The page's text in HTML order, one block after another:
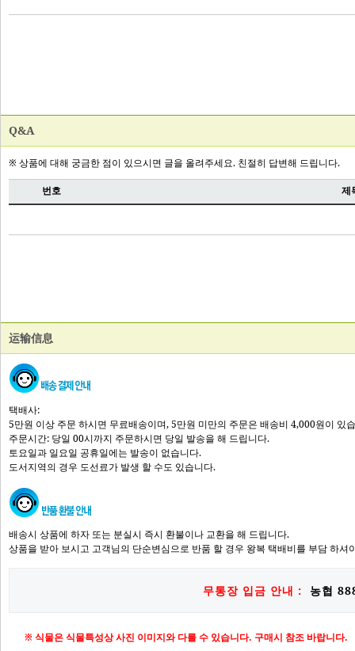
Q&A
运输信息
택배사:
5만원 이상 주문 하시면 무료배송이며, 5만원 미만의 주문은 배송비 4,000원이 있
주문시간: 당일 00시까지 주문하시면 당일 발송을 해 드립니다.
토요일과 일요일 공휴일에는 발송이 없습니다.
도서지역의 경우 도선료가 발생 할 수도 있습니다.
배송시 상품에 하자 또는 분실시 즉시 환불이나 교환을 해 드립니다.
상품을 받아 보시고 고객님의 단순변심으로 반품 할 경우 왕복 택배비를 부담 하셔
무통장 입금 안내 : 농협
※ 식물은 식물특성상 사진 이미지와 다를 수 있습니다. 구매시 참조 바랍니다.